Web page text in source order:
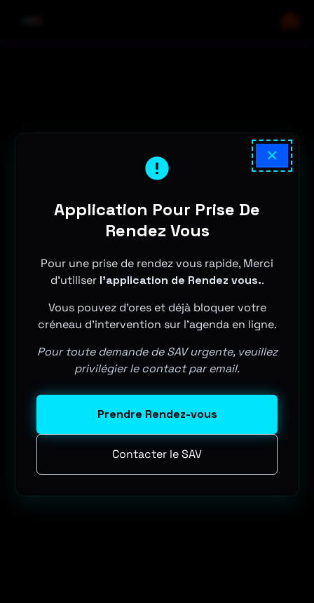
×
Application Pour Prise De
Rendez Vous
Pour une prise de rendez vous rapide, Merci
d'utiliser l'application de Rendez vous..
Vous pouvez d'ores et déjà bloquer votre
créneau d'intervention sur l'agenda en ligne.
Pour toute demande de SAV urgente, veuillez
privilégier le contact par email.
Prendre Rendez-vous
Contacter le SAV